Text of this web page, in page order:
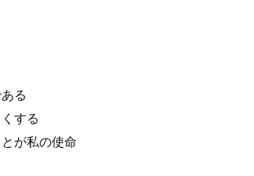
る
する
が私の使命